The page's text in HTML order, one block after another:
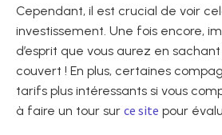
Cependant, il est crucial de voir
investissement. Une fois encore,
d’esprit que vous aurez en
couvert ! En plus, certaines
tarifs plus intéressants si vous
à faire un tour sur ce site pour